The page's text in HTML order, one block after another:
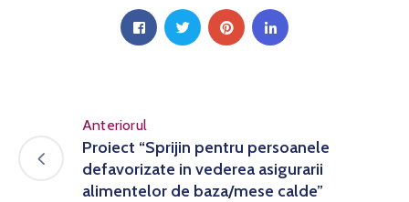
Anteriorul
Proiect “Sprijin pentru persoanele
defavorizate in vederea asigurarii
alimentelor de baza/mese calde”